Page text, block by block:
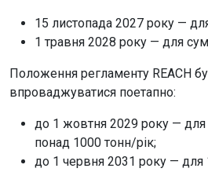
15 листопада 2027 року —
1 травня 2028 року — для
Положення регламенту REACH
впроваджуватися поетапно:
до 1 жовтня 2029 року — для
понад 1000 тонн/рік;
до 1 червня 2031 року — для